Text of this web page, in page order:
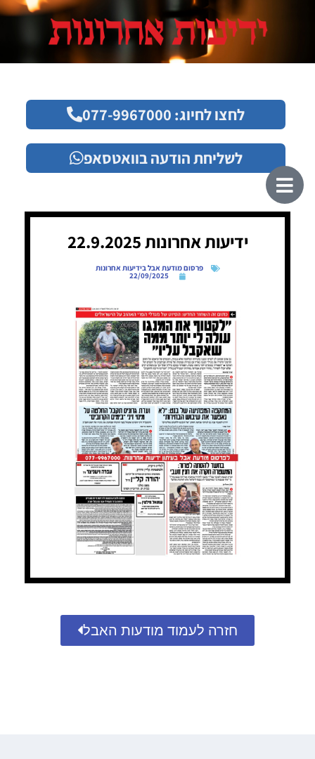
לחצו לחיוג: 077-9967000
לשליחת הודעה בוואטסאפ
ידיעות אחרונות 22.9.2025
פרסום מודעת אבל בידיעות אחרונות
22/09/2025
חזרה לעמוד מודעות האבל